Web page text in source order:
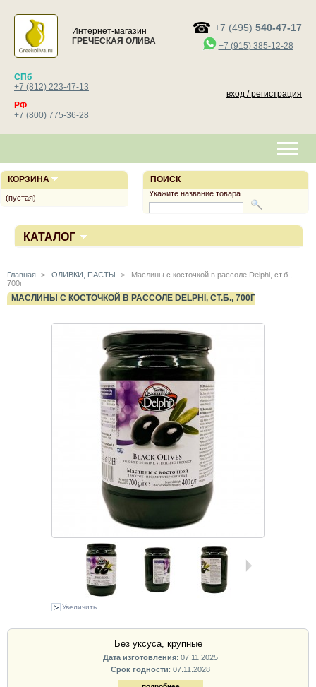
Интернет-магазин
ГРЕЧЕСКАЯ ОЛИВА
+7 (495) 540-47-17
+7 (915) 385-12-28
СПб
+7 (812) 223-47-13
РФ
+7 (800) 775-36-28
вход / регистрация
КАТАЛОГ
Главная > ОЛИВКИ, ПАСТЫ >
Маслины с косточкой в рассоле Delphi, ст.б.,
700г
МАСЛИНЫ С КОСТОЧКОЙ В РАССОЛЕ DELPHI, СТ.Б., 700Г
Увеличить
Без уксуса, крупные
Дата изготовления: 07.11.2025
Срок годности: 07.11.2028
ПОИСК
Укажите название товара
КОРЗИНА
(пустая)